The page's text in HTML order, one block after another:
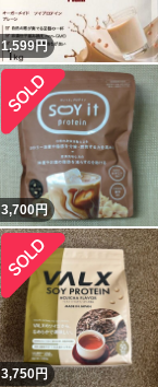
1,599円
3,700円
3,750円